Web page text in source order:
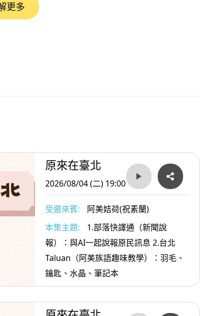
更多
原來在臺北
2026/08/04 (二) 19:00
受邀來賓:
阿美姞荷(祝素蘭)
本集主題:
1.部落快譯通（新聞說
報）：與AI一起說報原民訊息 2.台北
Taluan（阿美族語趣味教學）：羽毛、
鑰匙、水晶、筆記本